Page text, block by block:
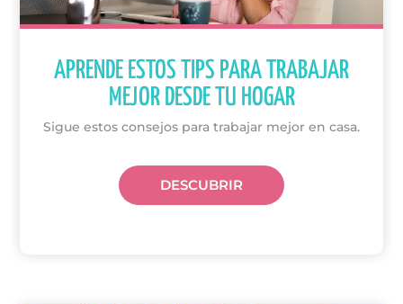
APRENDE ESTOS TIPS PARA TRABAJAR
MEJOR DESDE TU HOGAR
Sigue estos consejos para trabajar mejor en casa.
DESCUBRIR